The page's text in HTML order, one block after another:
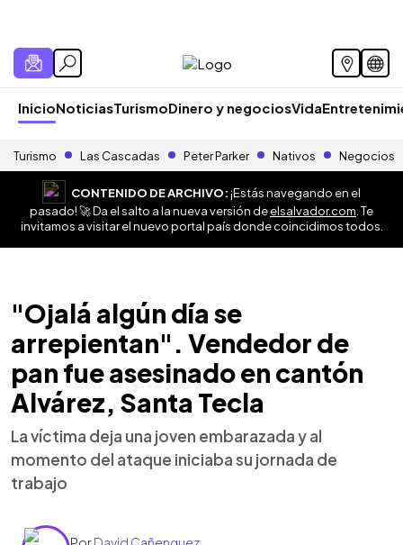
InicioNoticiasTurismoDinero y negociosVida
Turismo Las Cascadas Peter Parker Nativos Negocios
CONTENIDO DE ARCHIVO:¡Estás navegando en el
pasado! 🚀 Da el salto a la nueva versión deelsalvador.com . Te
invitamos a visitar el nuevo portal país donde coincidimos todos.
"Ojalá algún día se
arrepientan". Vendedor de
pan fue asesinado en cantón
Alvárez, Santa Tecla
La víctima deja una joven embarazada y al
momento del ataque iniciaba su jornada de
trabajo